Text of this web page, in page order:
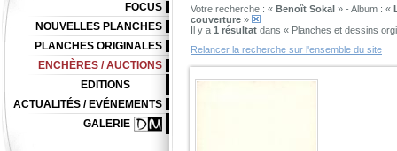
Votre recherche : « Benoît Sokal » - Album : «
couverture »
Il y a 1 résultat dans « Planches et dessins
Relancer la recherche sur l'ensemble du site
FOCUS
NOUVELLES PLANCHES
PLANCHES ORIGINALES
ENCHÈRES / AUCTIONS
EDITIONS
ACTUALITÉS / EVÉNEMENTS
GALERIE